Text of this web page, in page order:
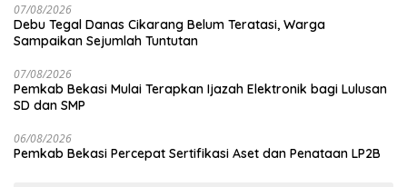
07/08/2026
Debu Tegal Danas Cikarang Belum Teratasi, Warga
Sampaikan Sejumlah Tuntutan
07/08/2026
Pemkab Bekasi Mulai Terapkan Ijazah Elektronik bagi Lulusan
SD dan SMP
06/08/2026
Pemkab Bekasi Percepat Sertifikasi Aset dan Penataan LP2B